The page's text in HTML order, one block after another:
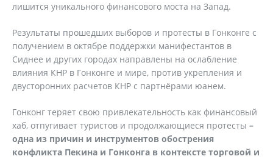
лишится уникального финансового моста на Запад.
Результаты прошедших выборов и протесты в Гонконге с
получением в октябре поддержки манифестантов в
Сиднее и других городах направлены на ослабление
влияния КНР в Гонконге и мире, против укрепления и
двусторонних расчетов КНР с партнёрами юанем.
Гонконг теряет свою привлекательность как финансовый
хаб, отпугивает туристов и продолжающиеся протесты –
одна из причин и инструментов обострения
конфликта Пекина и Гонконга в контексте торговой и